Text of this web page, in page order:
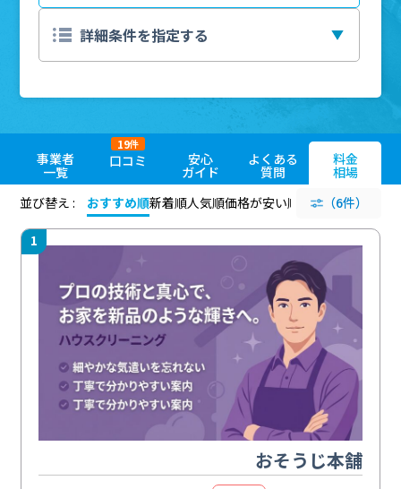
事業者
一覧
口コミ
19件
安心
ガイド
よくある
質問
料金
相場
並び替え :
おすすめ順新着順人気順価格が安い順 評価が高い順
（6件）
1
おそうじ本舗